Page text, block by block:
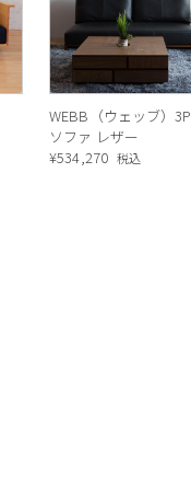
がら軽食
人と、カ
ァで切り
実現出来
にして頂
WEBB（ウェッブ）3P
ソファ レザー
¥534,270 税込